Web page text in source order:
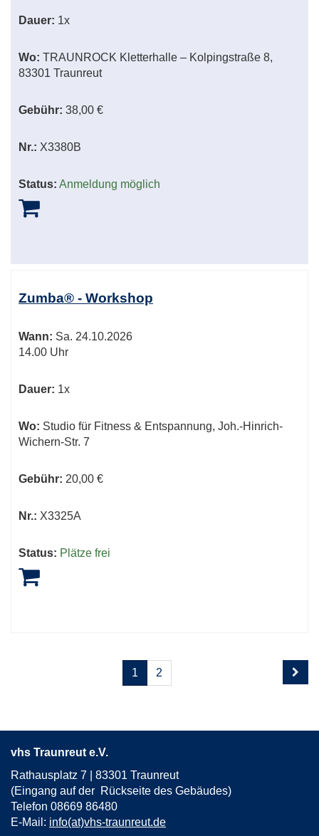
Dauer: 1x
Wo: TRAUNROCK Kletterhalle – Kolpingstraße 8,
83301 Traunreut
Gebühr: 38,00 €
Nr.: X3380B
Status: Anmeldung möglich
Zumba® - Workshop
Wann: Sa. 24.10.2026
14.00 Uhr
Dauer: 1x
Wo: Studio für Fitness & Entspannung, Joh.-Hinrich-
Wichern-Str. 7
Gebühr: 20,00 €
Nr.: X3325A
Status: Plätze frei
Seiten
blättern
1 2
vhs Traunreut e.V.
Rathausplatz 7 | 83301 Traunreut
(Eingang auf der Rückseite des Gebäudes)
Telefon 08669 86480
E-Mail: info(at)vhs-traunreut.de